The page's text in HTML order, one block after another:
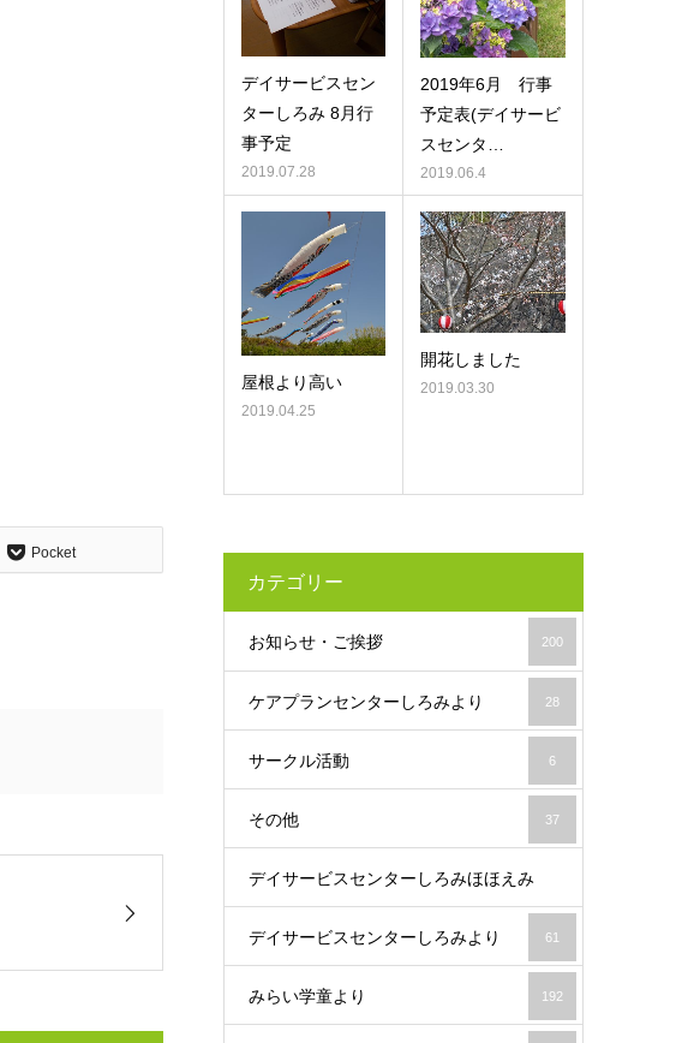
Pocket
デイサービスセン
ターしろみ 8月行
事予定
2019.07.28
2019年6月 行事
予定表(デイサービ
スセンタ…
2019.06.4
屋根より高い
2019.04.25
開花しました
2019.03.30
カテゴリー
お知らせ・ご挨拶 200
ケアプランセンターしろみより 28
サークル活動 6
その他 37
デイサービスセンターしろみほほえみ
19
デイサービスセンターしろみより 61
みらい学童より 192